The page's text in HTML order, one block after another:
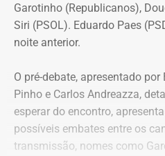
Garotinho (Republicanos),
Siri (PSOL). Eduardo Paes
noite anterior.
O pré-debate, apresentado
Pinho e Carlos Andreazza,
esperar do encontro,
possíveis embates entre os
transmissão, nomes como